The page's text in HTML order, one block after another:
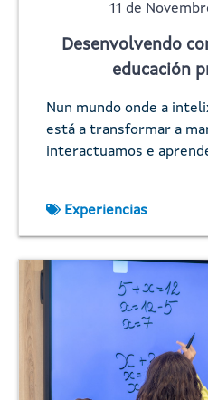
11 de
Desenvolvendo
educación
Nun mundo onde a
está a transformar a
interactuamos e
Experiencias